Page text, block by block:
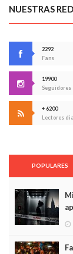
NUESTRAS
2292
Fans
19900
Seguidores
+ 6200
Lectores
POPULARES